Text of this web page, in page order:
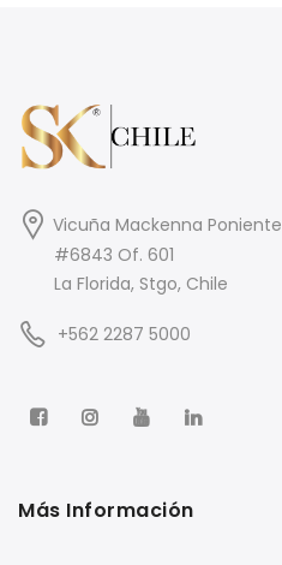
Vicuña Mackenna Poniente
#6843 Of. 601
La Florida, Stgo, Chile
+562 2287 5000
Más Información